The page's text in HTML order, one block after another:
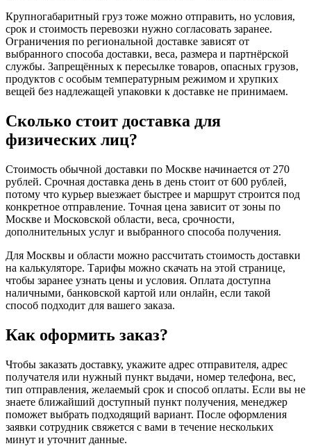
Крупногабаритный груз тоже можно отправить, но условия,
срок и стоимость перевозки нужно согласовать заранее.
Ограничения по региональной доставке зависят от
выбранного способа доставки, веса, размера и партнёрской
службы. Запрещённых к пересылке товаров, опасных грузов,
продуктов с особым температурным режимом и хрупких
вещей без надлежащей упаковки к доставке не принимаем.
Сколько стоит доставка для
физических лиц?
Стоимость обычной доставки по Москве начинается от 270
рублей. Срочная доставка день в день стоит от 600 рублей,
потому что курьер выезжает быстрее и маршрут строится под
конкретное отправление. Точная цена зависит от зоны по
Москве и Московской области, веса, срочности,
дополнительных услуг и выбранного способа получения.
Для Москвы и области можно рассчитать стоимость доставки
на калькуляторе. Тарифы можно скачать на этой странице,
чтобы заранее узнать цены и условия. Оплата доступна
наличными, банковской картой или онлайн, если такой
способ подходит для вашего заказа.
Как оформить заказ?
Чтобы заказать доставку, укажите адрес отправителя, адрес
получателя или нужный пункт выдачи, номер телефона, вес,
тип отправления, желаемый срок и способ оплаты. Если вы не
знаете ближайший доступный пункт получения, менеджер
поможет выбрать подходящий вариант. После оформления
заявки сотрудник свяжется с вами в течение нескольких
минут и уточнит данные.